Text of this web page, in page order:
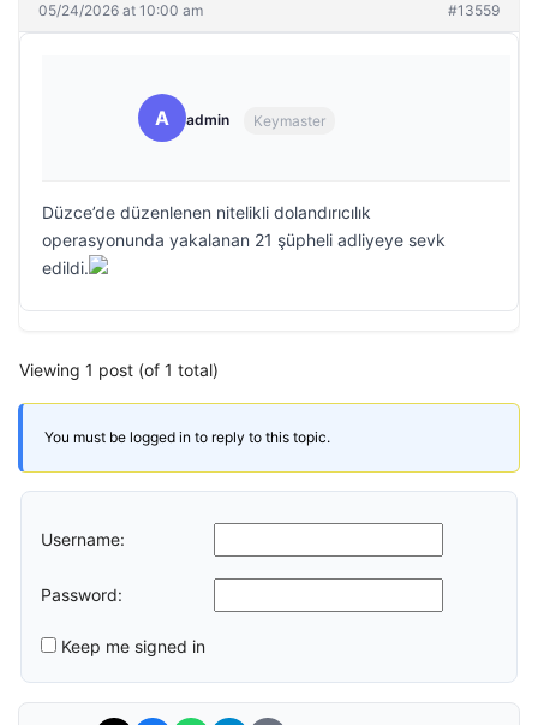
05/24/2026 at 10:00 am #13559
A admin Keymaster
Düzce’de düzenlenen nitelikli dolandırıcılık
operasyonunda yakalanan 21 şüpheli adliyeye sevk
edildi.
Viewing 1 post (of 1 total)
You must be logged in to reply to this topic.
Username:
Password:
Keep me signed in